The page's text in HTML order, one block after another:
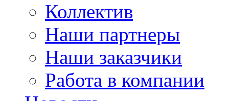
Коллектив
Наши партнеры
Наши заказчики
Работа в компании